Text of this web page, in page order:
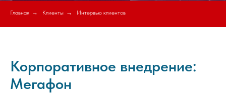
Главная → Клиенты → Интервью клиентов
Корпоративное внедрение:
Мегафон